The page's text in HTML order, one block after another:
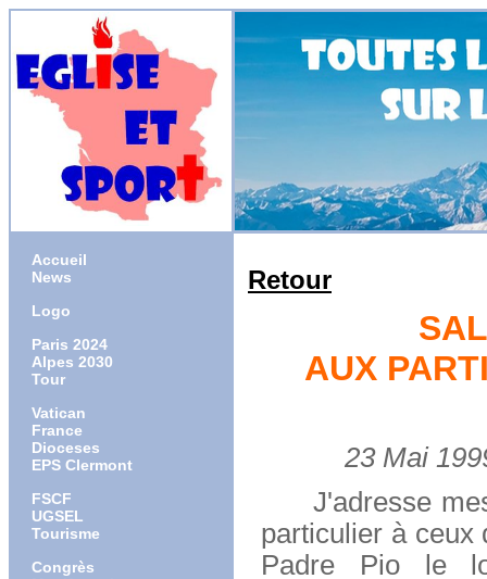
Accueil
News
Logo
Paris 2024
Alpes 2030
Tour
Vatican
France
Dioceses
EPS Clermont
FSCF
UGSEL
Tourisme
Congrès
Retour
AUX
23 Mai
J'adresse mes
particulier à ceux
Padre Pio le